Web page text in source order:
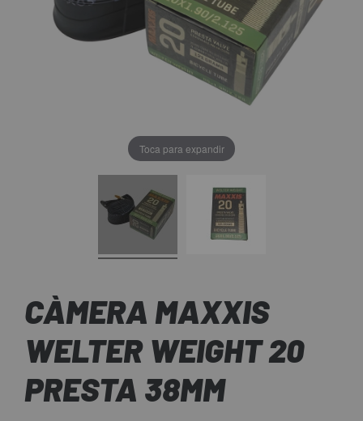
Toca para expandir
CÀMERA MAXXIS
WELTER WEIGHT 20
PRESTA 38MM